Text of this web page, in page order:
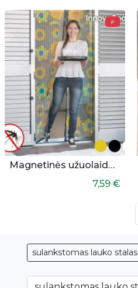
sulankstomas lauko stalas
Magnetinės užuolaidos nuo uodų
7,59 €